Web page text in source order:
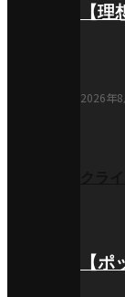
【
2026年8
【